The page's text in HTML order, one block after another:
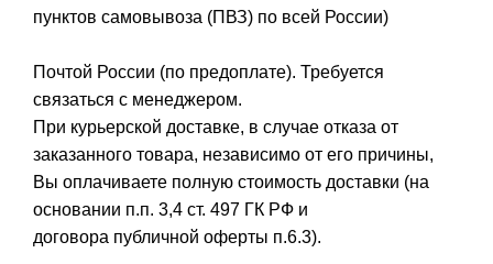
пунктов самовывоза (ПВЗ) по всей России)
Почтой России (по предоплате). Требуется
связаться с менеджером.
При курьерской доставке, в случае отказа от
заказанного товара, независимо от его причины,
Вы оплачиваете полную стоимость доставки (на
основании п.п. 3,4 ст. 497 ГК РФ и
договора публичной оферты п.6.3).